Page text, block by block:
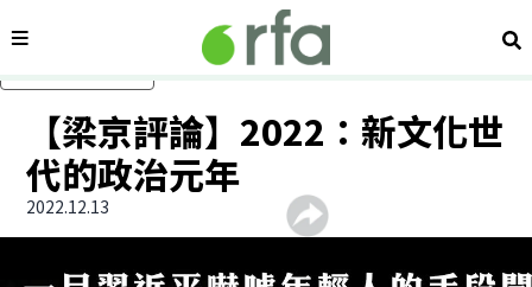
內容分類 搜
【梁京評論】2022：新文化世
代的政治元年
2022.12.13